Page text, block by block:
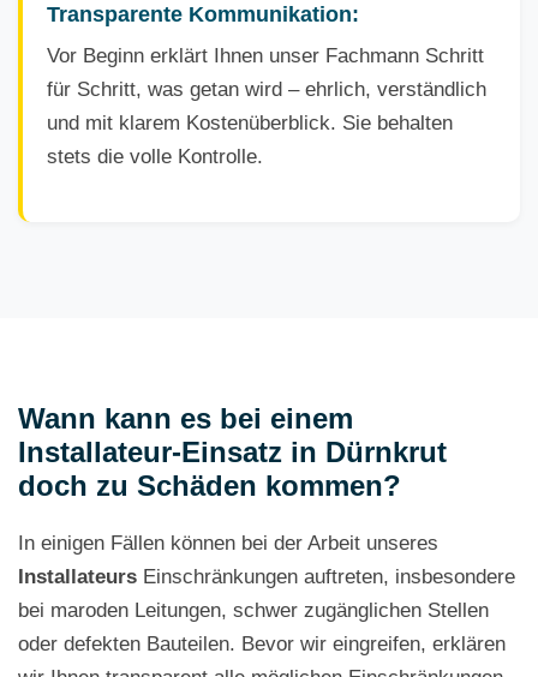
Transparente Kommunikation:
Vor Beginn erklärt Ihnen unser Fachmann Schritt
für Schritt, was getan wird – ehrlich, verständlich
und mit klarem Kostenüberblick. Sie behalten
stets die volle Kontrolle.
Wann kann es bei einem
Installateur-Einsatz in Dürnkrut
doch zu Schäden kommen?
In einigen Fällen können bei der Arbeit unseres
Installateurs Einschränkungen auftreten, insbesondere
bei maroden Leitungen, schwer zugänglichen Stellen
oder defekten Bauteilen. Bevor wir eingreifen, erklären